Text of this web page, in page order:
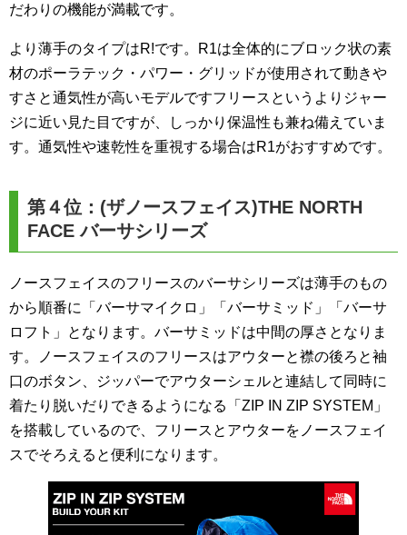
だわりの機能が満載です。
より薄手のタイプはR!です。R1は全体的にブロック状の素
材のポーラテック・パワー・グリッドが使用されて動きや
すさと通気性が高いモデルですフリースというよりジャー
ジに近い見た目ですが、しっかり保温性も兼ね備えていま
す。通気性や速乾性を重視する場合はR1がおすすめです。
第４位：(ザノースフェイス)THE NORTH
FACE バーサシリーズ
ノースフェイスのフリースのバーサシリーズは薄手のもの
から順番に「バーサマイクロ」「バーサミッド」「バーサ
ロフト」となります。バーサミッドは中間の厚さとなりま
す。ノースフェイスのフリースはアウターと襟の後ろと袖
口のボタン、ジッパーでアウターシェルと連結して同時に
着たり脱いだりできるようになる「ZIP IN ZIP SYSTEM」
を搭載しているので、フリースとアウターをノースフェイ
スでそろえると便利になります。